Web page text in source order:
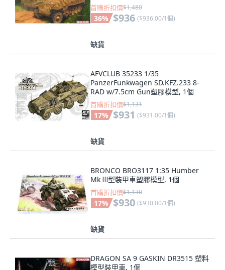
首購折扣價$1,480
36% $936 ($936.00/1個)
缺貨
AFVCLUB 35233 1/35
PanzerFunkwagen SD.KFZ.233 8-
RAD w/7.5cm Gun塑膠模型, 1個
首購折扣價$1,131
17% $931 ($931.00/1個)
缺貨
BRONCO BRO3117 1:35 Humber
Mk Ⅲ型裝甲車塑膠模型, 1個
首購折扣價$1,130
17% $930 ($930.00/1個)
缺貨
DRAGON SA 9 GASKIN DR3515 塑料
模型裝甲車, 1個